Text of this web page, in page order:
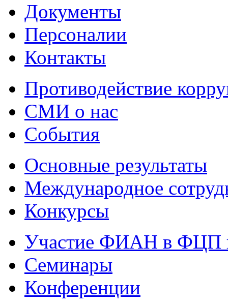
Документы
Персоналии
Контакты
Противодействие
СМИ о нас
События
Основные результаты
Международное
Конкурсы
Участие ФИАН в ФЦП
Семинары
Конференции